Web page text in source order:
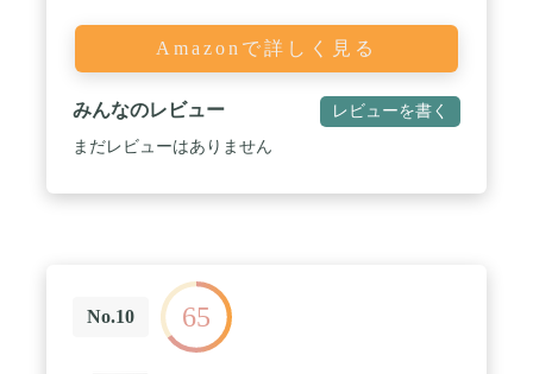
Amazonで詳しく見る
みんなのレビュー レビューを書く
まだレビューはありません
No.10 65